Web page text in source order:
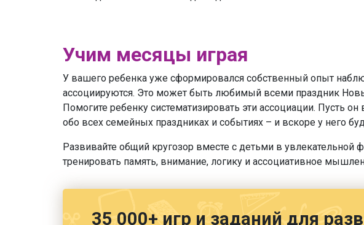
Учим месяцы играя
У вашего ребенка уже сформировался собственный опыт
ассоциируются. Это может быть любимый всеми праздник
Помогите ребенку систематизировать эти ассоциации. Пусть
обо всех семейных праздниках и событиях – и вскоре у него
Развивайте общий кругозор вместе с детьми в увлекательной
тренировать память, внимание, логику и ассоциативное
35 000+ игр и заданий для